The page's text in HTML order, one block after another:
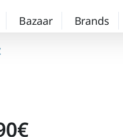
Bazaar Brands